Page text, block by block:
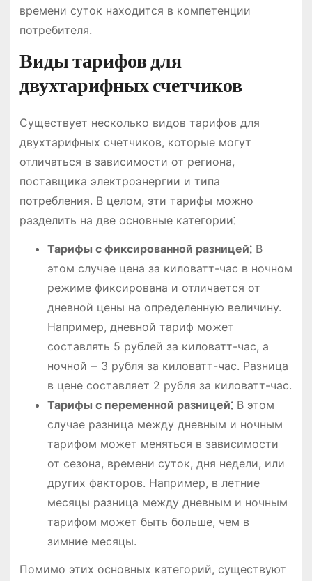
времени суток находится в компетенции
потребителя.
Виды тарифов для
двухтарифных счетчиков
Существует несколько видов тарифов для
двухтарифных счетчиков, которые могут
отличаться в зависимости от региона,
поставщика электроэнергии и типа
потребления. В целом, эти тарифы можно
разделить на две основные категории⁚
Тарифы с фиксированной разницей⁚В
этом случае цена за киловатт-час в ночном
режиме фиксирована и отличается от
дневной цены на определенную величину.
Например, дневной тариф может
составлять 5 рублей за киловатт-час, а
ночной ⏤ 3 рубля за киловатт-час. Разница
в цене составляет 2 рубля за киловатт-час.
Тарифы с переменной разницей⁚В этом
случае разница между дневным и ночным
тарифом может меняться в зависимости
от сезона, времени суток, дня недели, или
других факторов. Например, в летние
месяцы разница между дневным и ночным
тарифом может быть больше, чем в
зимние месяцы.
Помимо этих основных категорий, существуют